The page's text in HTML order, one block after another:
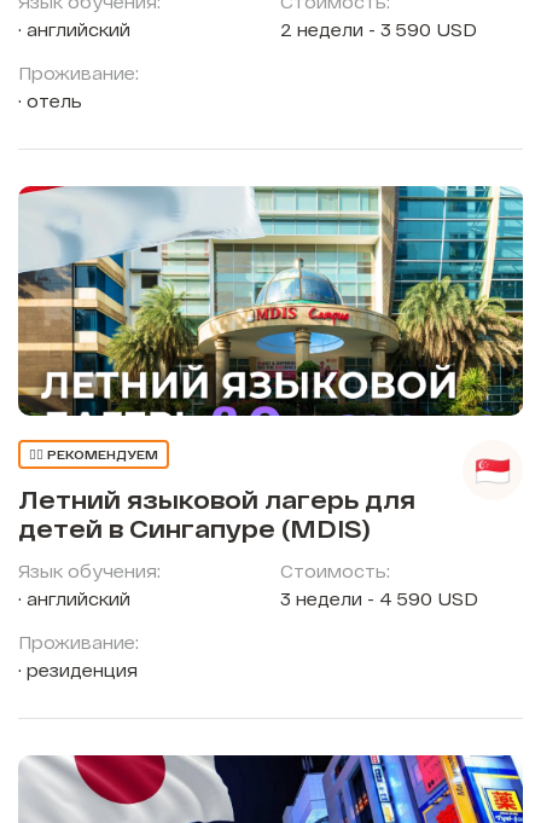
английский
Проживание:
отель
2 недели - 3 590 USD
👍🏼 РЕКОМЕНДУЕМ
Летний языковой лагерь для
детей в Сингапуре (MDIS)
Язык обучения:
английский
Проживание:
резиденция
Стоимость:
3 недели - 4 590 USD